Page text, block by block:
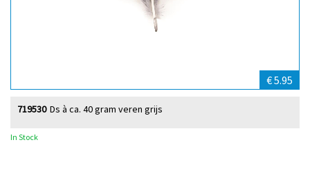
€ 5.95
Ds à ca. 40 gram veren grijs
719530
In Stock